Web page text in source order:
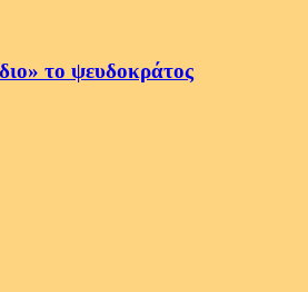
το ψευδοκράτος